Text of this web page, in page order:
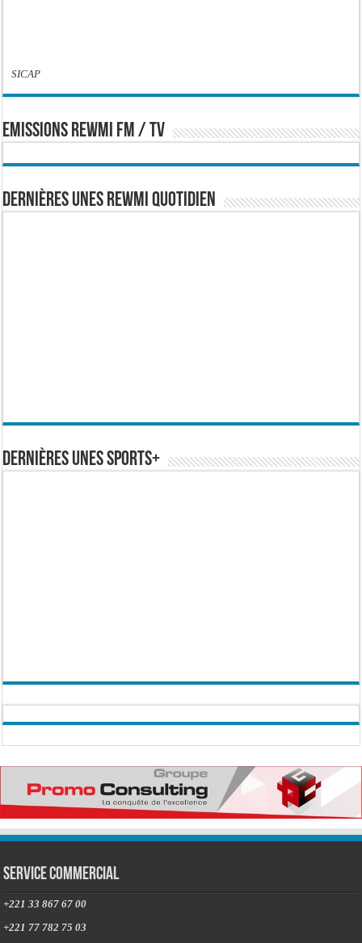
SICAP
EMISSIONS REWMI FM / TV
Dernières Unes Rewmi Quotidien
Dernières Unes Sports+
Service commercial
+221 33 867 67 00
+221 77 782 75 03